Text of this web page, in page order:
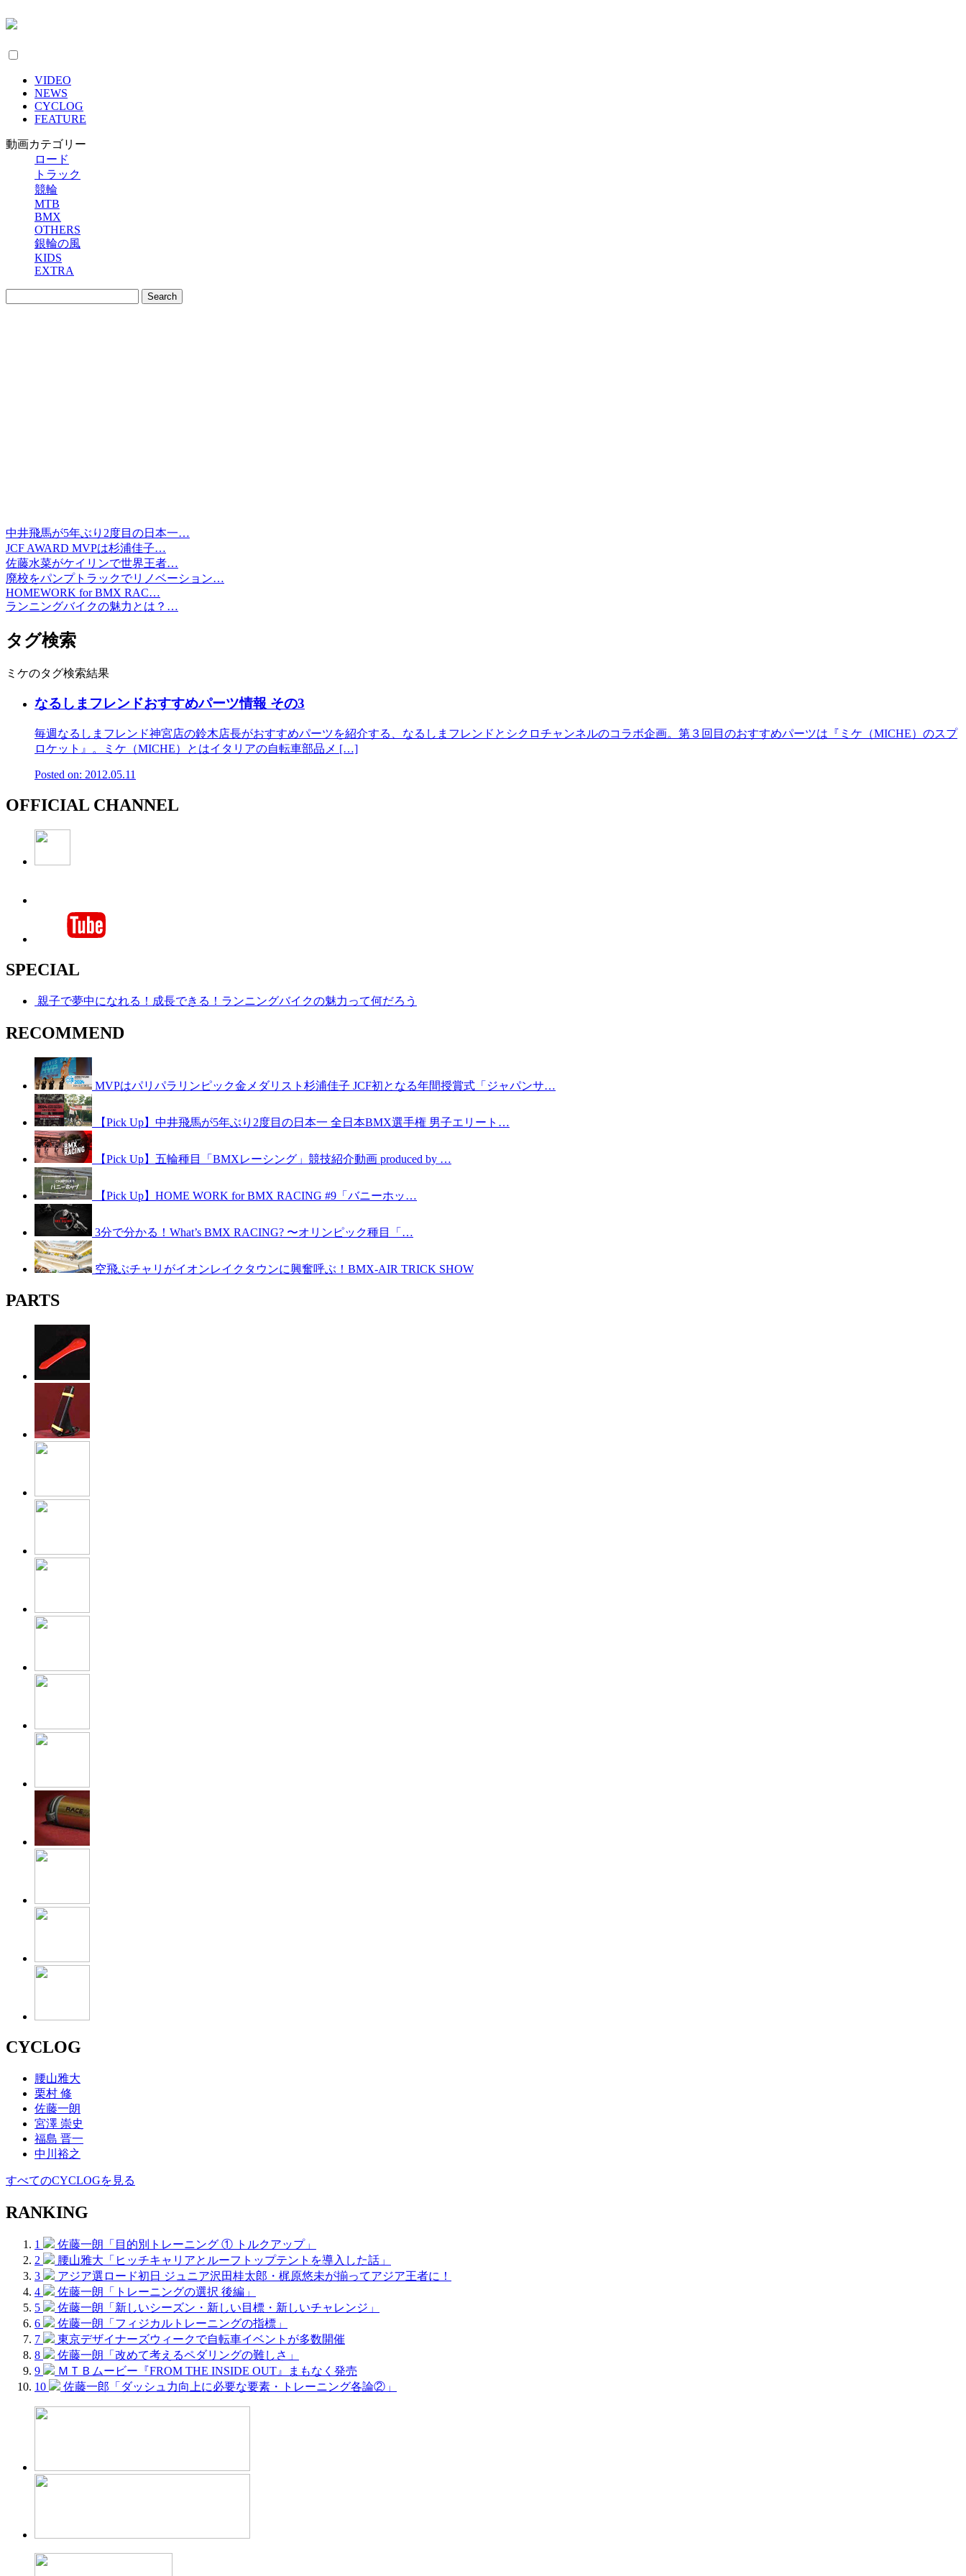
VIDEO
NEWS
CYCLOG
FEATURE
動画カテゴリー
ロード
トラック
競輪
MTB
BMX
OTHERS
銀輪の風
KIDS
EXTRA
中井飛馬が5年ぶり2度目の日本一…
JCF AWARD MVPは杉浦佳子…
佐藤水菜がケイリンで世界王者…
廃校をパンプトラックでリノベーション…
HOMEWORK for BMX RAC…
ランニングバイクの魅力とは？…
タグ検索
ミケのタグ検索結果
なるしまフレンドおすすめパーツ情報 その3
毎週なるしまフレンド神宮店の鈴木店長がおすすめパーツを紹介する、なるしまフレンドとシクロチャンネルのコラボ企画。第３回目のおすすめパーツは『ミケ（MICHE）のスプ
ロケット』。ミケ（MICHE）とはイタリアの自転車部品メ […]
Posted on: 2012.05.11
OFFICIAL CHANNEL
SPECIAL
親子で夢中になれる！成長できる！ランニングバイクの魅力って何だろう
RECOMMEND
MVPはパリパラリンピック金メダリスト杉浦佳子 JCF初となる年間授賞式「ジャパンサ…
【Pick Up】中井飛馬が5年ぶり2度目の日本一 全日本BMX選手権 男子エリート…
【Pick Up】五輪種目「BMXレーシング」競技紹介動画 produced by …
【Pick Up】HOME WORK for BMX RACING #9「バニーホッ…
3分で分かる！What’s BMX RACING? 〜オリンピック種目「…
空飛ぶチャリがイオンレイクタウンに興奮呼ぶ！BMX-AIR TRICK SHOW
PARTS
CYCLOG
腰山雅大
栗村 修
佐藤一朗
宮澤 崇史
福島 晋一
中川裕之
すべてのCYCLOGを見る
RANKING
1
佐藤一朗「目的別トレーニング ① トルクアップ」
2
腰山雅大「ヒッチキャリアとルーフトップテントを導入した話」
3
アジア選ロード初日 ジュニア沢田桂太郎・梶原悠未が揃ってアジア王者に！
4
佐藤一朗「トレーニングの選択 後編」
5
佐藤一朗「新しいシーズン・新しい目標・新しいチャレンジ」
6
佐藤一朗「フィジカルトレーニングの指標」
7
東京デザイナーズウィークで自転車イベントが多数開催
8
佐藤一朗「改めて考えるペダリングの難しさ」
9
ＭＴＢムービー『FROM THE INSIDE OUT』まもなく発売
10
佐藤一郎「ダッシュ力向上に必要な要素・トレーニング各論②」